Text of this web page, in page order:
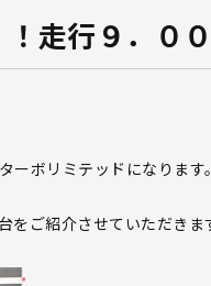
走行９．０
ボリミテッドになります。
ご紹介させていただきま